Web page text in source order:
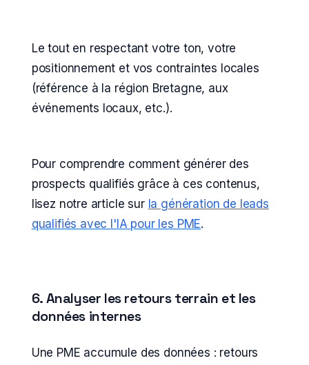
Le tout en respectant votre ton, votre
positionnement et vos contraintes locales
(référence à la région Bretagne, aux
événements locaux, etc.).
Pour comprendre comment générer des
prospects qualifiés grâce à ces contenus,
lisez notre article sur la génération de leads
qualifiés avec l'IA pour les PME.
6. Analyser les retours terrain et les
données internes
Une PME accumule des données : retours